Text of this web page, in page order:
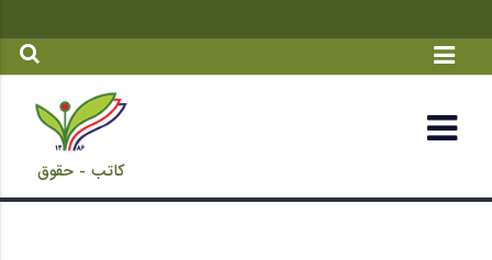
کاتب - حقوق